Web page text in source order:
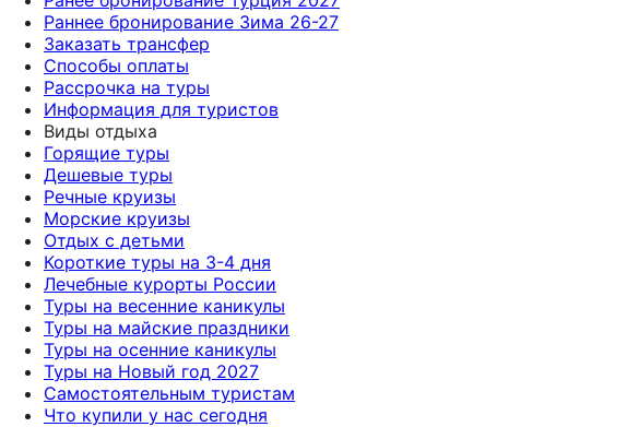
Раннее бронирование Зима 26-27
Заказать трансфер
Способы оплаты
Рассрочка на туры
Информация для туристов
Виды отдыха
Горящие туры
Дешевые туры
Речные круизы
Морские круизы
Отдых с детьми
Короткие туры на 3-4 дня
Лечебные курорты России
Туры на весенние каникулы
Туры на майские праздники
Туры на осенние каникулы
Туры на Новый год 2027
Самостоятельным туристам
Что купили у нас сегодня